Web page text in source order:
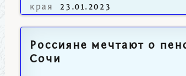
края
23.01.2023
Россияне мечтают о
Сочи